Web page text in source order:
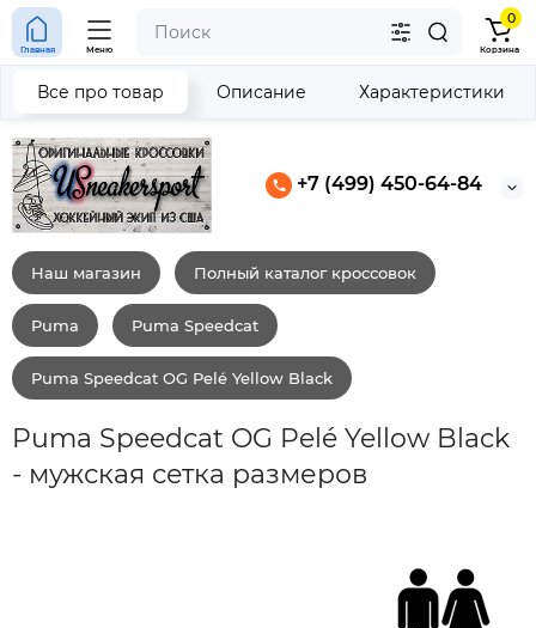
+7 (499) 450-64-84
Главная Меню
0
Корзина
Наш магазин Полный каталог кроссовок
Puma Puma Speedcat
Puma Speedcat OG Pelé Yellow Black
Puma Speedcat OG Pelé Yellow Black
- мужская сетка размеров
Все про товар Описание Характеристики